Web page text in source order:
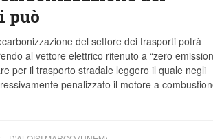
può
del settore dei trasporti potrà
al vettore elettrico ritenuto a “zero
per il trasporto stradale leggero il quale negli
penalizzato il motore a